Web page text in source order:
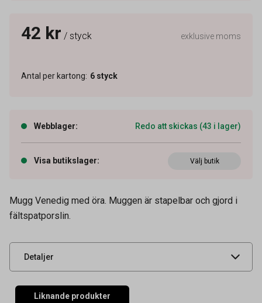
42 kr / styck exklusive moms
Antal per kartong: 6 styck
Webblager: Redo att skickas (43 i lager)
Visa butikslager: Välj butik
Mugg Venedig med öra. Muggen är stapelbar och gjord i
fältspatporslin.
Detaljer
Artikelnummer
Tidigare artikelnummer 30287
Leverantörens
UNSPSC 52152004
Liknande produkter